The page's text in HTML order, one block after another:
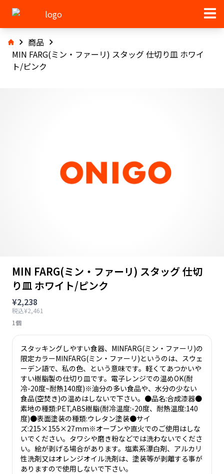
商品
MIN FARG(ミン・ファーリ) スタッグ 仕切り皿 ホワイ
ト/ピンク
MIN FARG(ミン・ファーリ) スタッグ 仕切
り皿 ホワイト/ピンク
¥2,238
税込¥2,461
1個
スタッキングしやすい食器、MINFARG(ミン・ファーリ)の
限定カラーMINFARG(ミン・ファーリ)というのは、スウェ
ーデン語で、私の色、という意味です。軽くてあつかいや
すい樹脂製の仕切り皿です。電子レンジでの温めOK(耐
冷-20度~耐熱140度)※油分の多い食品や、水分の少ない
食品(空焚き)の温めはしないで下さい。●品名:合成漆器●
素地の種類:PET,ABS樹脂(耐冷温度:-20度、耐熱温度:140
度)●表面塗装の種類:ウレタン塗装●サイ
ズ:215×155×27mm※オーブンや直火でのご使用はしな
いでください。タワシや磨き粉などでは洗わないでくださ
い。絵が剥げる場合があります。塩素系漂白剤、アルカリ
性洗剤又はオレンジオイル洗剤は、塗装等が剥離する事が
ありますので使用しないで下さい。